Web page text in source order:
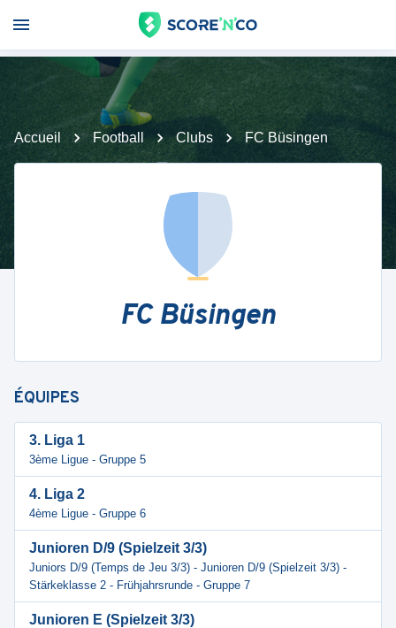
Accueil Football Clubs FC Büsingen
FC Büsingen
ÉQUIPES
3. Liga 1
3ème Ligue - Gruppe 5
4. Liga 2
4ème Ligue - Gruppe 6
Junioren D/9 (Spielzeit 3/3)
Juniors D/9 (Temps de Jeu 3/3) - Junioren D/9 (Spielzeit 3/3) -
Stärkeklasse 2 - Frühjahrsrunde - Gruppe 7
Junioren E (Spielzeit 3/3)